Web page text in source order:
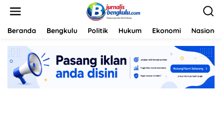
Beranda Bengkulu Politik Hukum Ekonomi Nasional